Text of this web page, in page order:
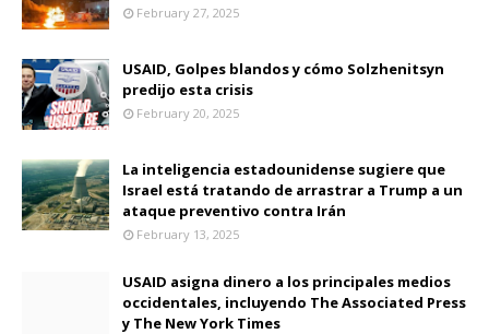
February 27, 2025
USAID, Golpes blandos y cómo Solzhenitsyn
predijo esta crisis
February 20, 2025
La inteligencia estadounidense sugiere que
Israel está tratando de arrastrar a Trump a un
ataque preventivo contra Irán
February 13, 2025
USAID asigna dinero a los principales medios
occidentales, incluyendo The Associated Press
y The New York Times